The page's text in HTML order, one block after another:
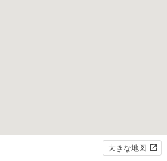
大きな地図